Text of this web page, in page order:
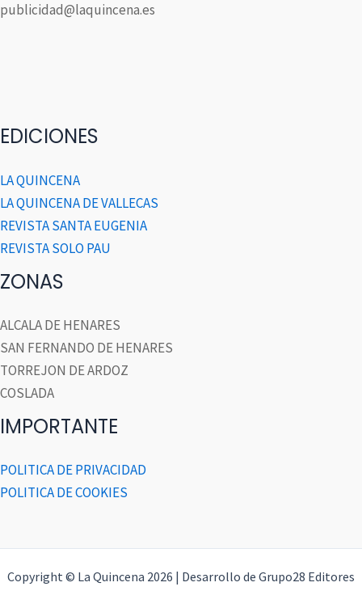
publicidad@laquincena.es
EDICIONES
LA QUINCENA
LA QUINCENA DE VALLECAS
REVISTA SANTA EUGENIA
REVISTA SOLO PAU
ZONAS
ALCALA DE HENARES
SAN FERNANDO DE HENARES
TORREJON DE ARDOZ
COSLADA
IMPORTANTE
POLITICA DE PRIVACIDAD
POLITICA DE COOKIES
Copyright © La Quincena 2026 | Desarrollo de Grupo28 Editores